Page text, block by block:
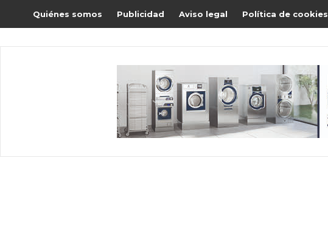
Quiénes somos Publicidad Aviso legal Política de cookies